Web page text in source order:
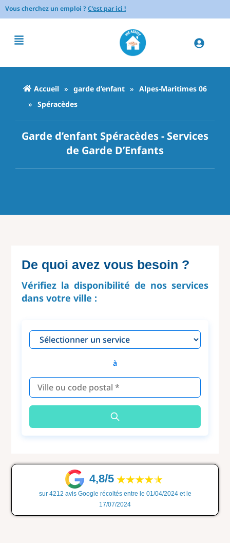
Vous cherchez un emploi ?C'est par ici !
Accueil » garde d’enfant » Alpes-Maritimes 06
» Spéracèdes
Garde d’enfant Spéracèdes - Services
de Garde D’Enfants
De quoi avez vous besoin ?
Vérifiez la disponibilité de nos services
dans votre ville :
à
4,8/5
sur 4212 avis Google récoltés entre le 01/04/2024 et le
17/07/2024